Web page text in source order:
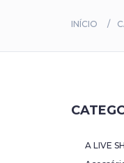
INÍCIO
A LIVE